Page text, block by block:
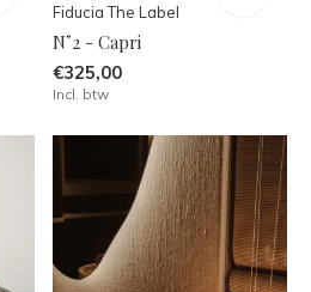
Fiducia The Label
N˚2 - Capri
€325,00
Incl. btw